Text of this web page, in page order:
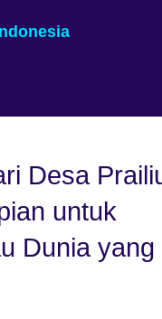
Desa
untuk
Dunia yang